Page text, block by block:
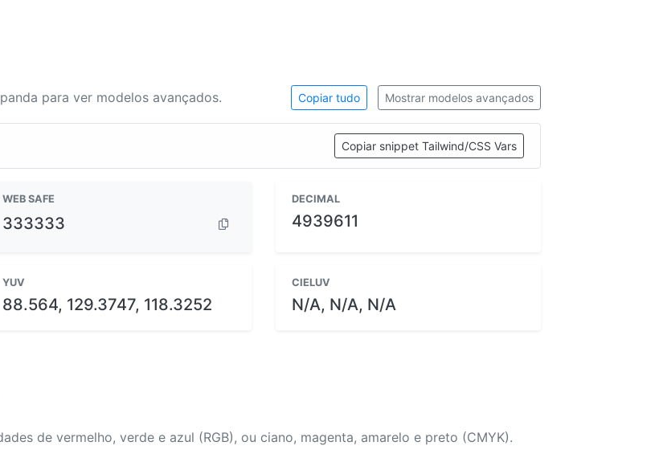
para ver modelos avançados. Copiar tudo Mostrar modelos avançados
Copiar snippet Tailwind/CSS Vars
WEB SAFE
333333
DECIMAL
4939611
YUV
88.564, 129.3747, 118.3252
CIELUV
N/A, N/A, N/A
de vermelho, verde e azul (RGB), ou ciano, magenta, amarelo e preto (CMYK).